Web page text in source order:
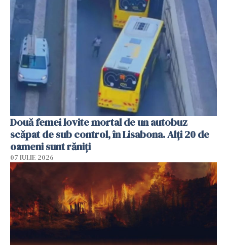
Două femei lovite mortal de un autobuz
scăpat de sub control, în Lisabona. Alți 20 de
oameni sunt răniți
07 IULIE 2026